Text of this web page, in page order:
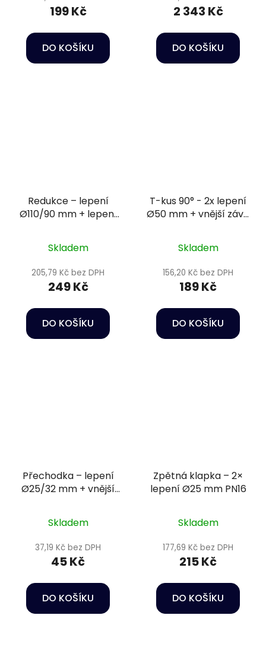
199 Kč
DO KOŠÍKU
2 343 Kč
DO KOŠÍKU
Redukce – lepení
Ø110/90 mm + lepení
Skladem
205,79 Kč bez DPH
249 Kč
DO KOŠÍKU
T-kus 90° - 2x lepení
Ø50 mm + vnější závit
Skladem
156,20 Kč bez DPH
189 Kč
DO KOŠÍKU
Přechodka – lepení
Ø25/32 mm + vnější
Skladem
37,19 Kč bez DPH
45 Kč
DO KOŠÍKU
Zpětná klapka – 2×
lepení Ø25 mm PN16
Skladem
177,69 Kč bez DPH
215 Kč
DO KOŠÍKU